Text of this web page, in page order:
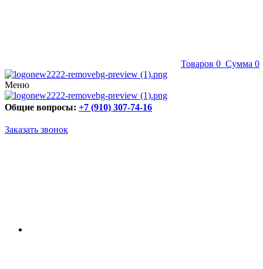
Товаров 0 Сумма 0
Меню
Общие вопросы: +7 (910) 307-74-16
Заказать звонок